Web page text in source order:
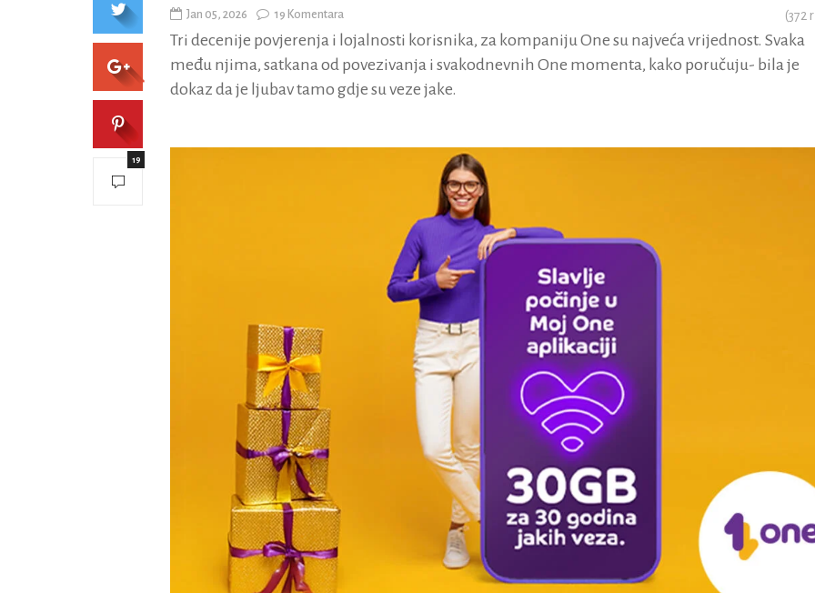
Jan 05, 2026 19 Komentara (372
Tri decenije povjerenja i lojalnosti korisnika, za kompaniju One su najveća vrijednost. Svaka
među njima, satkana od povezivanja i svakodnevnih One momenta, kako poručuju- bila je
dokaz da je ljubav tamo gdje su veze jake.
19